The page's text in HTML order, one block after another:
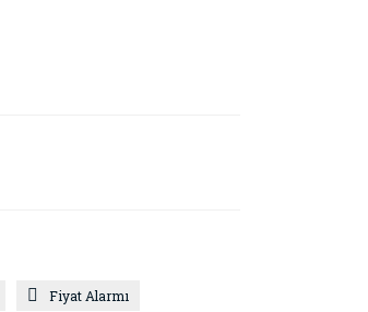
Fiyat Alarmı